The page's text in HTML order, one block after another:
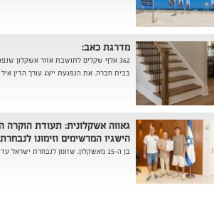
מדרגת כאב:
362 אלף שקלים לתושבת אזור אשקלון
בבית חברה. את הנפגעת ייצג עורך הדין איל
גאווה אשקלונית: תעודת הוקרה
הישגיו המרשימים וזימונו
בן ה-15 מאשקלון, שזומן לנבחרת ישראל עד גיל 16, זכה להוקרה על הישגיו המרשימים...